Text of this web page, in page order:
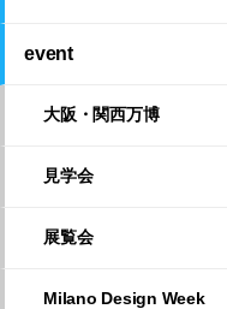
event
大阪・関西万博
見学会
展覧会
Milano Design Week